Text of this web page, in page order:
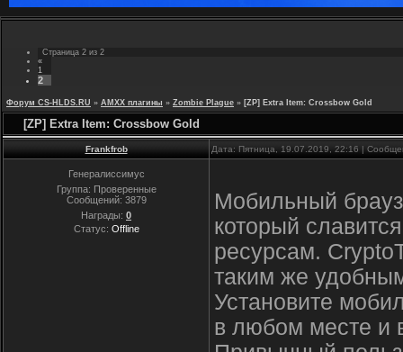
Страница 2 из 2
«
1
2
Форум CS-HLDS.RU » AMXX плагины » Zombie Plague » [ZP] Extra Item: Crossbow Gold
[ZP] Extra Item: Crossbow Gold
Frankfrob Дата: Пятница, 19.07.2019, 22:16 |
Генералиссимус
Группа: Проверенные
Сообщений: 3879
Награды: 0
Статус: Offline
Мобильный
который
ресурсам.
таким же
Установите
в любом месте и